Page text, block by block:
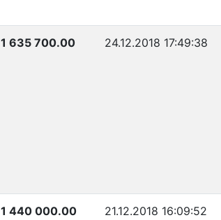
1 635 700.00 24.12.2018 17:49:38
1 440 000.00 21.12.2018 16:09:52